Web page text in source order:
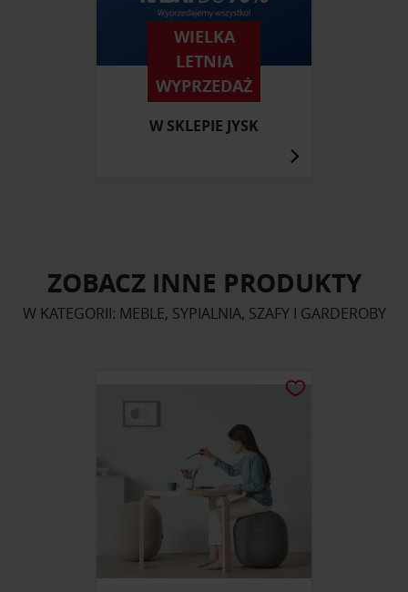
WIELKA
LETNIA
WYPRZEDAŻ
W SKLEPIE JYSK
ZOBACZ INNE PRODUKTY
W KATEGORII: MEBLE, SYPIALNIA, SZAFY I GARDEROBY